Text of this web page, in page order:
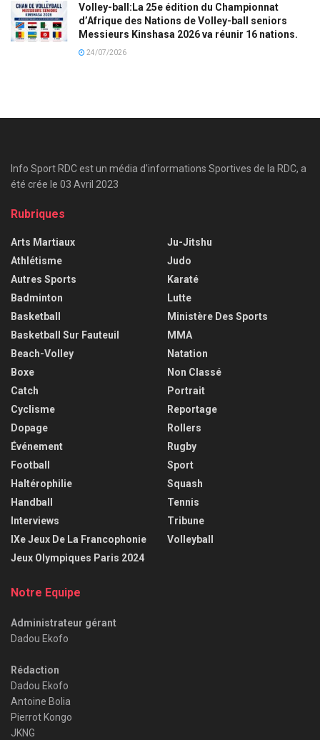
Volley-ball:La 25e édition du Championnat
d’Afrique des Nations de Volley-ball seniors
Messieurs Kinshasa 2026 va réunir 16 nations.
24/07/2026
Info Sport RDC est un média d'informations Sportives de la RDC, a
été crée le 03 Avril 2023
Rubriques
Arts Martiaux
Athlétisme
Autres Sports
Badminton
Basketball
Basketball Sur Fauteuil
Beach-Volley
Boxe
Catch
Cyclisme
Dopage
Événement
Football
Haltérophilie
Handball
Interviews
IXe Jeux De La Francophonie
Jeux Olympiques Paris 2024
Ju-Jitshu
Judo
Karaté
Lutte
Ministère Des Sports
MMA
Natation
Non Classé
Portrait
Reportage
Rollers
Rugby
Sport
Squash
Tennis
Tribune
Volleyball
Notre Equipe
Administrateur gérant
Dadou Ekofo
Rédaction
Dadou Ekofo
Antoine Bolia
Pierrot Kongo
JKNG